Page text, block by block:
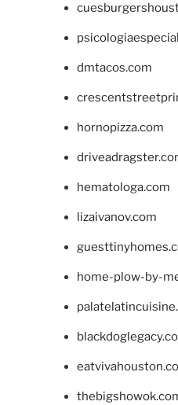
dmtacos.com
hornopizza.com
hematologa.com
lizaivanov.com
home-plow-by-